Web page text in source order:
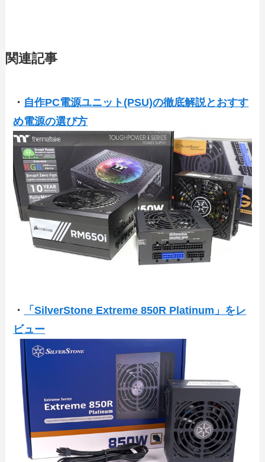
関連記事
・ 自作PC電源ユニット(PSU)の徹底解説とおすす
め電源の選び方
・
「SilverStone Extreme 850R Platinum」をレ
ビュー